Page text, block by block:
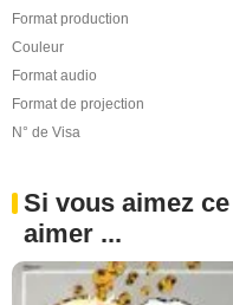
Format production
Couleur
Format audio
Format de projection
N° de Visa
Si vous aimez
aimer ...